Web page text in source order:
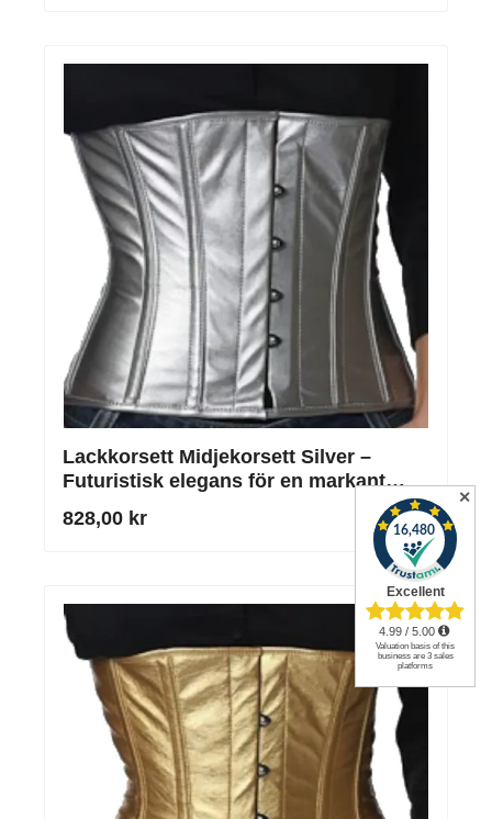
Lackkorsett Midjekorsett Silver –
Futuristisk elegans för en markant
828,00 kr
✕